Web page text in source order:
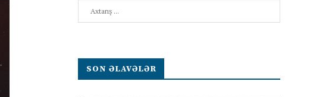
SON ƏLAVƏLƏR